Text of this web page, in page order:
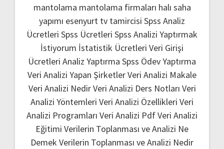
mantolama mantolama firmaları halı saha
yapımı esenyurt tv tamircisi Spss Analiz
Ücretleri Spss Ücretleri Spss Analizi Yaptırmak
İstiyorum İstatistik Ücretleri Veri Girişi
Ücretleri Analiz Yaptırma Spss Ödev Yaptırma
Veri Analizi Yapan ŞirketlerVeri Analizi Makale
Veri Analizi NedirVeri Analizi Ders Notları Veri
Analizi Yöntemleri Veri Analizi Özellikleri Veri
Analizi Programları Veri Analizi PdfVeri Analizi
Eğitimi Verilerin Toplanması ve Analizi Ne
Demek Verilerin Toplanması ve Analizi Nedir